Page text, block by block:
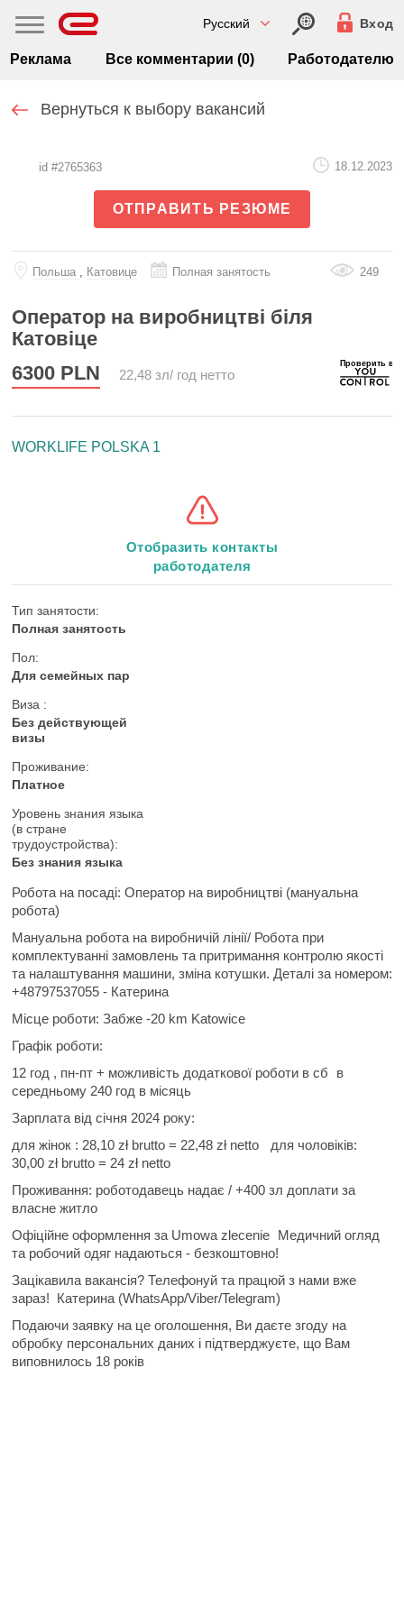
Русский Вход
Реклама Все комментарии (0) Работодателю
Вернуться к выбору вакансий
id #2765363 18.12.2023
ОТПРАВИТЬ РЕЗЮМЕ
Польша , Катовице Полная занятость 249
Оператор на виробництві біля
Катовіце
6300 PLN 22,48 зл/ год нетто
WORKLIFE POLSKA 1
Отобразить контакты
работодателя
Тип занятости:
Полная занятость
Пол:
Для семейных пар
Виза :
Без действующей
визы
Проживание:
Платное
Уровень знания языка
(в стране
трудоустройства):
Без знания языка
Робота на посаді: Оператор на виробництві (мануальна
робота)
Мануальна робота на виробничій лінії/ Робота при
комплектуванні замовлень та притримання контролю якості
та налаштування машини, зміна котушки. Деталі за номером:
+48797537055 - Катерина
Місце роботи: Забже -20 km Katowice
Графік роботи:
12 год , пн-пт + можливість додаткової роботи в сб
в
середньому 240 год в місяць
Зарплата від січня 2024 року:
для жінок : 28,10 zł brutto = 22,48 zł netto
для чоловіків:
30,00 zł brutto = 24 zł netto
Проживання: роботодавець надає / +400 зл доплати за
власне житло
Офіційне оформлення за Umowa zlecenie Медичний огляд
та робочий одяг надаються - безкоштовно!
Зацікавила вакансія? Телефонуй та працюй з нами вже
зараз! Катерина (WhatsApp/Viber/Telegram)
Подаючи заявку на це оголошення, Ви даєте згоду на
обробку персональних даних і підтверджуєте, що Вам
виповнилось 18 років